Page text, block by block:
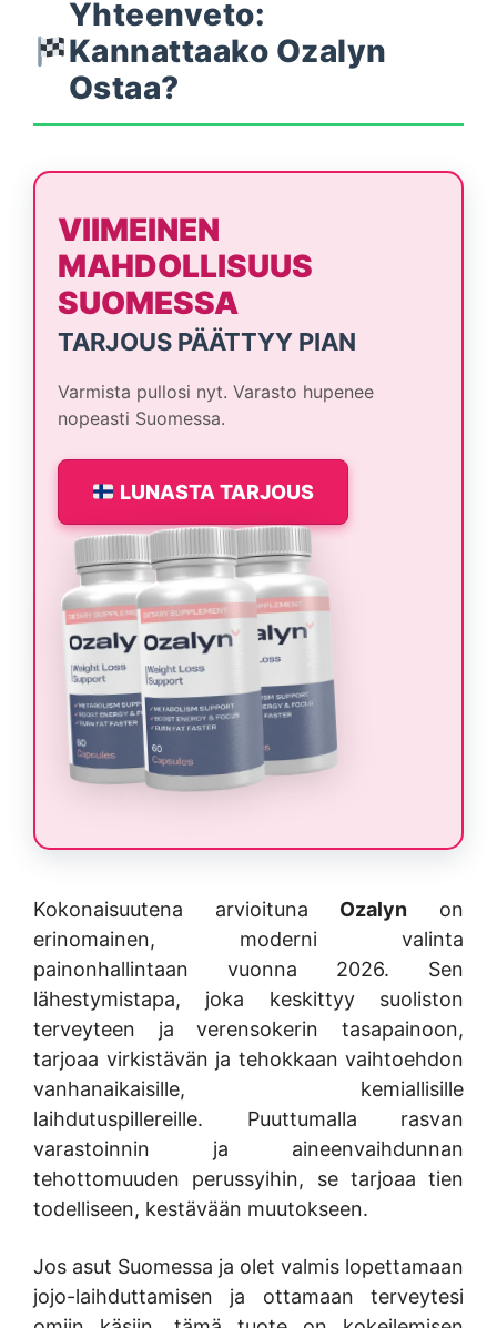
Yhteenveto:
Kannattaako Ozalyn
Ostaa?
VIIMEINEN
MAHDOLLISUUS
SUOMESSA
TARJOUS PÄÄTTYY PIAN
Varmista pullosi nyt. Varasto hupenee
nopeasti Suomessa.
LUNASTA TARJOUS
Kokonaisuutena arvioituna Ozalyn on
erinomainen, moderni valinta
painonhallintaan vuonna 2026. Sen
lähestymistapa, joka keskittyy suoliston
terveyteen ja verensokerin tasapainoon,
tarjoaa virkistävän ja tehokkaan vaihtoehdon
vanhanaikaisille, kemiallisille
laihdutuspillereille. Puuttumalla rasvan
varastoinnin ja aineenvaihdunnan
tehottomuuden perussyihin, se tarjoaa tien
todelliseen, kestävään muutokseen.
Jos asut Suomessa ja olet valmis lopettamaan
jojo-laihduttamisen ja ottamaan terveytesi